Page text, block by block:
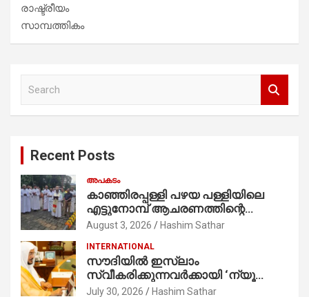
രാഷ്ട്രീയം
സാമ്പത്തികം
Recent Posts
അപകടം
കാഞ്ഞിരപ്പള്ളി പഴയ പള്ളിയിലെ
എട്ടുനോമ്പ് ആചരണത്തിന്റെ
ഭാഗമായുള്ള പന്തലിന്റെ കാൽനാട്ട്
കുര്യൻ താമരശ്ശേരി
നിർവഹിക്കുന്നു.
August 3, 2026 Hashim Sathar
INTERNATIONAL
സൗദിയില്‍ ഇസ്‌ലാം
സ്വീകരിക്കുന്നവര്‍ക്കായി ‘ന്യൂ
മുസ്ലിം’ ഡിജിറ്റല്‍ കാര്‍ഡ് സേവനം
July 30, 2026 Hashim Sathar